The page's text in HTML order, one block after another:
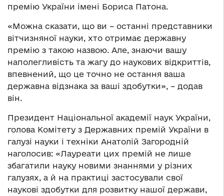
премію України імені Бориса Патона.
«Можна сказати, що ви – останні представники
вітчизняної науки, хто отримає державну
премію з такою назвою. Але, знаючи вашу
наполегливість та жагу до наукових відкриттів,
впевнений, що це точно не остання ваша
державна відзнака за ваші здобутки», – додав
він.
Президент Національної академії наук України,
голова Комітету з Державних премій України в
галузі науки і техніки Анатолій Загородній
наголосив: «Лауреати цих премій не лише
збагатили науку новими знаннями у різних
галузях, а й на практиці застосували свої
наукові здобутки для розвитку нашої держави,